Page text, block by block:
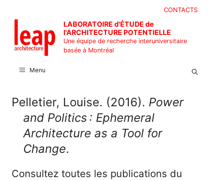
contenu
CONTACTS
LABORATOIRE d'ÉTUDE de
l'ARCHITECTURE POTENTIELLE
Une équipe de recherche interuniversitaire
basée à Montréal
Menu
Pelletier, Louise. (2016). Power
and Politics : Ephemeral
Architecture as a Tool for
Change.
Consultez toutes les publications du